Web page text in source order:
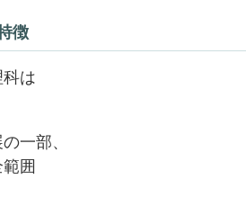
徴
は
一部、
囲